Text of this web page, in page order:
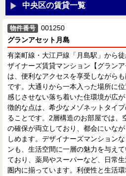
中央区の賃貸一覧
物件番号
001250
グランアセット月島
有楽町線・大江戸線「月島駅」から
ザイナーズ賃貸マンション【グラン
は、便利なアクセスを享受しながら
です。大通りから一本入った場所に
感じさせない落ち着いた住環境が広
徴的な点は、希少なメゾネットタイ
ることです。2層構造のお部屋では、
の確保が両立しており、都会にいな
しめます。デザイナーズマンション
ンも、生活空間に一層の魅力を与え
ており、薬局やスーパーなど、日常
圏内に揃っています。利便性と生活